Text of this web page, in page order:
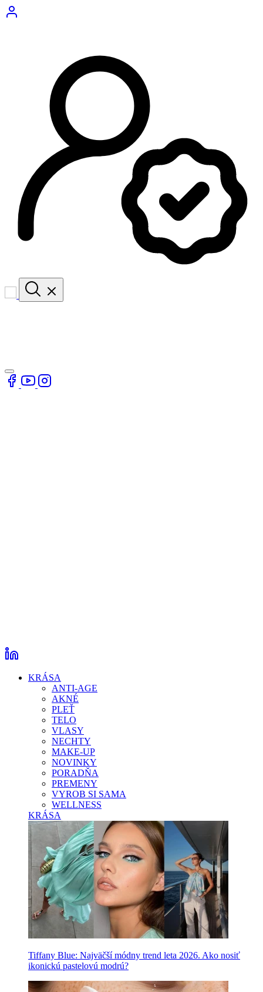
KRÁSA
ANTI-AGE
AKNÉ
PLEŤ
TELO
VLASY
NECHTY
MAKE-UP
NOVINKY
PORADŇA
PREMENY
VYROB SI SAMA
WELLNESS
KRÁSA
Tiffany Blue: Najväčší módny trend leta 2026. Ako nosiť
ikonickú pastelovú modrú?